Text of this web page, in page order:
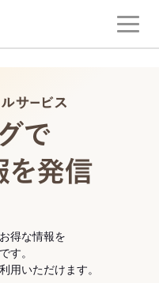
得な情報を
す。
用いただけます。